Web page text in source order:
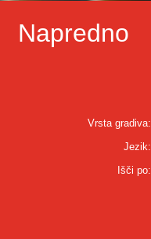
Napredno
Vrsta gradiva:
Jezik:
Išči po: